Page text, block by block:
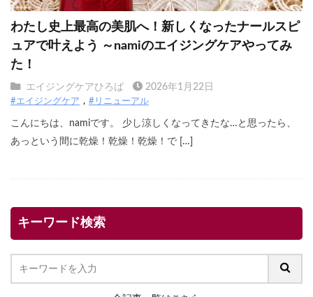
わたし史上最高の美肌へ！新しくなったナールスピ
ュアで叶えよう ～namiのエイジングケアやってみ
た！
エイジングケアひろば 2026年1月22日
#エイジングケア #リニューアル
こんにちは、namiです。 少し涼しくなってきたな…と思ったら、
あっという間に乾燥！乾燥！乾燥！で […]
キーワード検索